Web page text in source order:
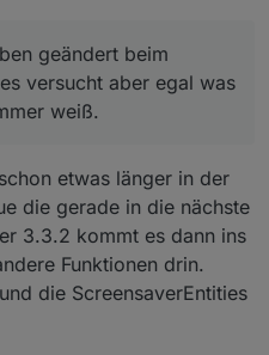
geändert beim
versucht aber egal was
weiß.
etwas länger in der
die gerade in die nächste
3.3.2 kommt es dann ins
Funktionen drin.
die ScreensaverEntities